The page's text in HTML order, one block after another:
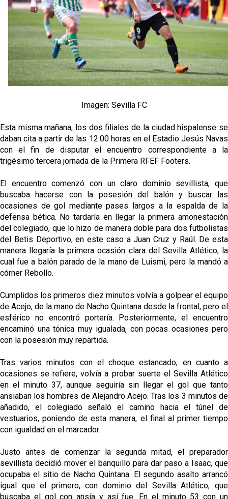
Opinión | "Carta abierta a Alberto Flores" por Rafa
García
El Sevilla oficializa el traspaso de Sow
Miguel Sierra: La temporada pasada se vio
reflejado que podemos tirar para delante y
Diomande ya es madridista mientras Rodri agita el
Imagen: Sevilla FC
Esta misma mañana, los dos filiales de la ciudad hispalense se
daban cita a partir de las 12:00 horas en el Estadio Jesús Navas
con el fin de disputar el encuentro correspondiente a la
trigésimo tercera jornada de la Primera RFEF Footers.
El encuentro comenzó con un claro dominio sevillista, que
buscaba hacerse con la posesión del balón y buscar las
ocasiones de gol mediante pases largos a la espalda de la
defensa bética. No tardaría en llegar la primera amonestación
del colegiado, que lo hizo de manera doble para dos futbolistas
del Betis Deportivo, en este caso a Juan Cruz y Raúl. De esta
manera llegaría la primera ocasión clara del Sevilla Atlético, la
cual fue a balón parado de la mano de Luismi, pero la mandó a
córner Rebollo.
Cumplidos los primeros diez minutos volvía a golpear el equipo
de Acejo, de la mano de Nacho Quintana desde la frontal, pero el
esférico no encontró portería. Posteriormente, el encuentro
encaminó una tónica muy igualada, con pocas ocasiones pero
con la posesión muy repartida.
Tras varios minutos con el choque estancado, en cuanto a
ocasiones se refiere, volvía a probar suerte el Sevilla Atlético
en el minuto 37, aunque seguiría sin llegar el gol que tanto
ansiaban los hombres de Alejandro Acejo. Tras los 3 minutos de
añadido, el colegiado señaló el camino hacia el túnel de
vestuarios, poniendo de esta manera, el final al primer tiempo
con igualdad en el marcador.
Justo antes de comenzar la segunda mitad, el preparador
sevillista decidió mover el banquillo para dar paso a Isaac, que
ocupaba el sitio de Nacho Quintana. El segundo asalto arrancó
igual que el primero, con dominio del Sevilla Atlético, que
buscaba el gol con ansía y así fue. En el minuto 53 con un